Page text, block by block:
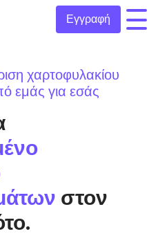
στο Kriptomat
€ σε…
Εγγραφή
χαρτοφυλακίου
εμάς για εσάς
στον